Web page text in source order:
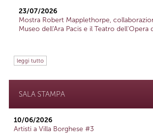
23/07/2026
Mostra Robert Mapplethorpe,
Museo dell'Ara Pacis e il Teatro dell'Opera
leggi tutto
SALA STAMPA
10/06/2026
Artisti a Villa Borghese #3